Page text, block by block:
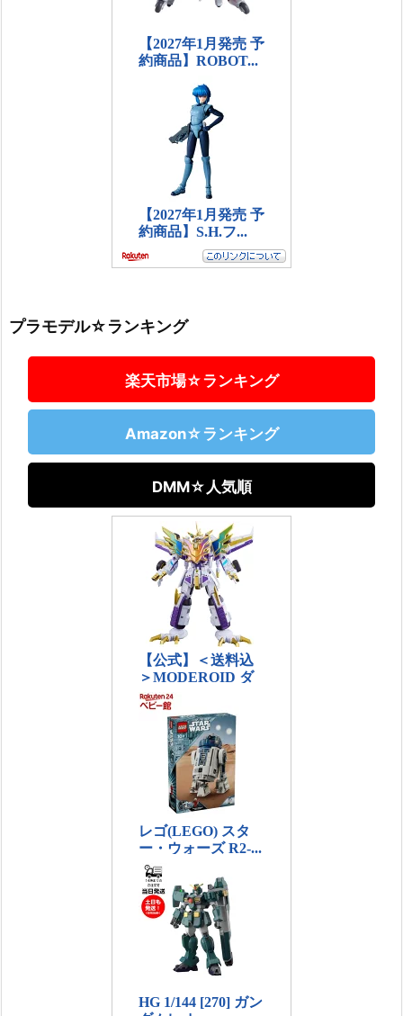
プラモデル☆ランキング
楽天市場☆ランキング
Amazon☆ランキング
DMM☆人気順